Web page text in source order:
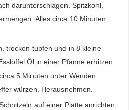
darunterschlagen. Spitzkohl,
Alles circa 10 Minuten
trocken tupfen und in 8 kleine
Öl in einer Pfanne erhitzen
5 Minuten unter Wenden
würzen. Herausnehmen.
auf einer Platte anrichten.